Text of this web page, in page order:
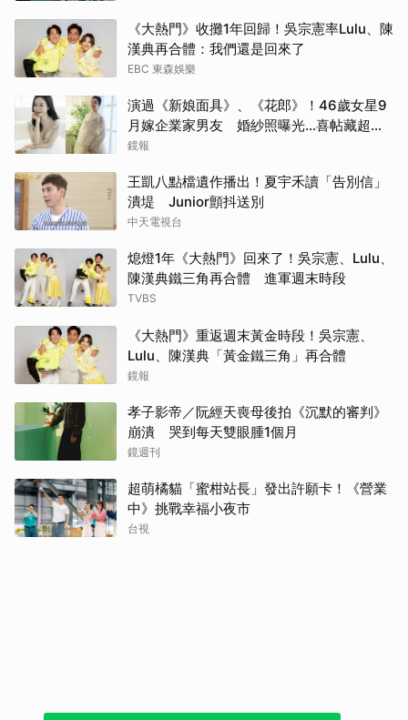
《大熱門》收攤1年回歸！吳宗憲率Lulu、陳
漢典再合體：我們還是回來了
EBC 東森娛樂
演過《新娘面具》、《花郎》！46歲女星9
月嫁企業家男友 婚紗照曝光…喜帖藏超甜
告白
鏡報
王凱八點檔遺作播出！夏宇禾讀「告別信」
潰堤 Junior顫抖送別
中天電視台
熄燈1年《大熱門》回來了！吳宗憲、Lulu、
陳漢典鐵三角再合體 進軍週末時段
TVBS
《大熱門》重返週末黃金時段！吳宗憲、
Lulu、陳漢典「黃金鐵三角」再合體
鏡報
孝子影帝／阮經天喪母後拍《沉默的審判》
崩潰 哭到每天雙眼腫1個月
鏡週刊
超萌橘貓「蜜柑站長」發出許願卡！《營業
中》挑戰幸福小夜市
台視